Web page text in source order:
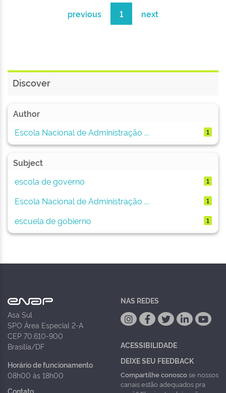
previous 1 next
Discover
Author
Escola Nacional de Administração ...
1
Subject
escola de governo
1
Escola Nacional de Administração ... 1
escuela de gobierno 1
Asa Sul
SPO Área Especial 2-A
CEP 70.610-900
Brasília/DF
Horário de funcionamento
08h00 às 18h00
Contato
NAS REDES
ACESSIBILIDADE
DEIXE SEU FEEDBACK
Compartilhe conoscose nossos
canais estão adequados pra